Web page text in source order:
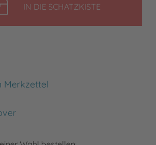
IN DIE SCHATZKISTELEGEN
Merkzettel